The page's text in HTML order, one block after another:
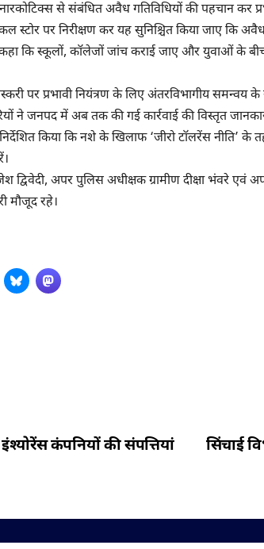
से संबंधित अवैध गतिविधियों की पहचान कर
स्टोर पर निरीक्षण कर यह सुनिश्चित किया जाए कि
कहा कि स्कूलों, कॉलेजों जांच कराई जाए और युवाओं के
पर प्रभावी नियंत्रण के लिए अंतरविभागीय समन्वय के
ने जनपद में अब तक की गई कार्रवाई की विस्तृत
किया कि नशे के खिलाफ ‘जीरो टॉलरेंस
अपर पुलिस अधीक्षक ग्रामीण दीक्षा भंवरे एवं
मौजूद रहे।
सिंचाई
कंपनियों की संपत्तियां